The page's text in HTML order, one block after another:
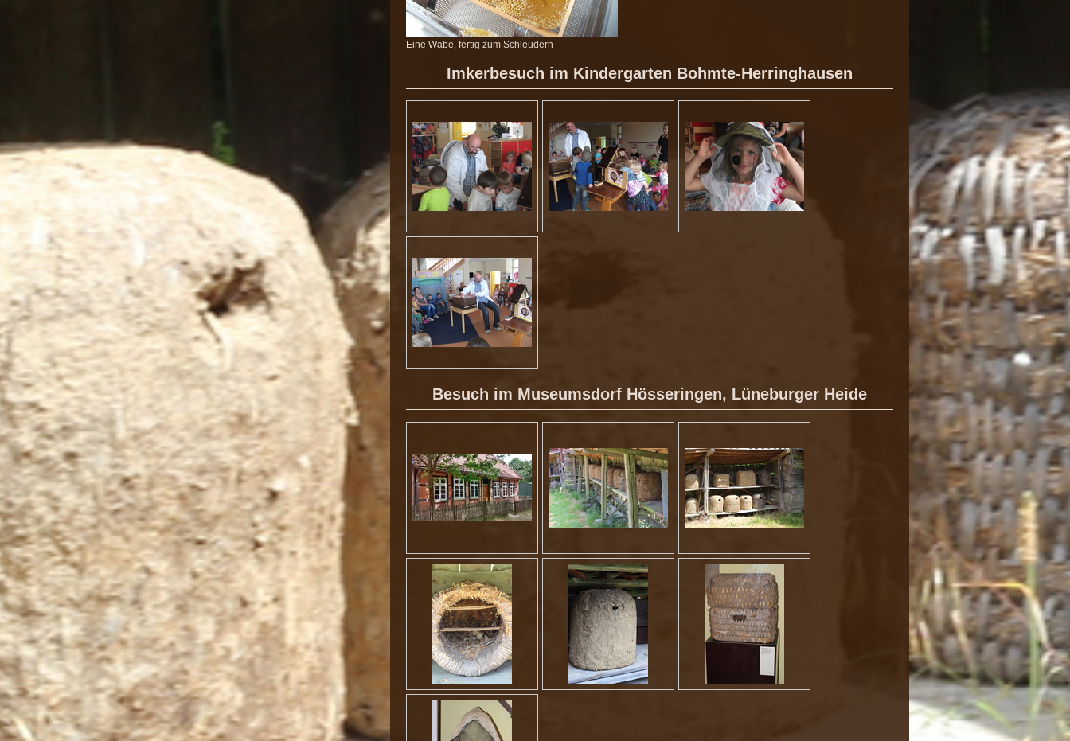
Eine Wabe, fertig zum Schleudern
Imkerbesuch im Kindergarten Bohmte-Herringhausen
Besuch im Museumsdorf Hösseringen, Lüneburger Heide